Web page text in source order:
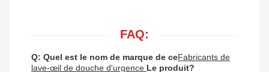
FAQ:
Q: Quel est le nom de marque de ceFabricants de
lave-œil de douche d'urgence Le produit?